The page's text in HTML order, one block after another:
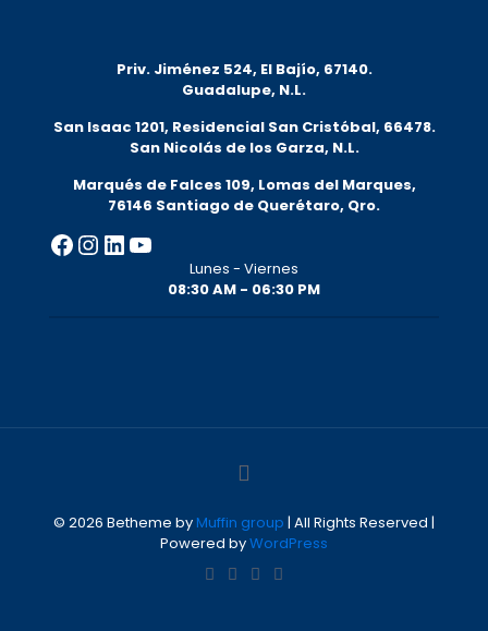
Priv. Jiménez 524, El Bajío, 67140.
Guadalupe, N.L.
San Isaac 1201, Residencial San Cristóbal, 66478.
San Nicolás de los Garza, N.L.
Marqués de Falces 109, Lomas del Marques,
76146 Santiago de Querétaro, Qro.
Facebook
Instagram
LinkedIn
YouTube
Lunes - Viernes
08:30 AM - 06:30 PM
© 2026 Betheme by Muffin group | All Rights Reserved |
Powered byWordPress